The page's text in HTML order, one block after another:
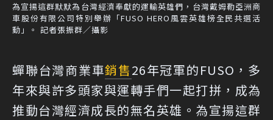
為宣揚這群默默為台灣經濟奉獻的運輸英雄們，台灣戴姆勒亞洲商
車股份有限公司特別舉辦「FUSO HERO風雲英雄榜全民共選活
動」。 記者張振群／攝影
蟬聯台灣商業車銷售26年冠軍的FUSO，多
年來與許多頭家與運轉手們一起打拼，成為
推動台灣經濟成長的無名英雄。為宣揚這群